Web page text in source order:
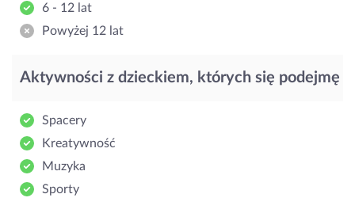
6 - 12 lat
Powyżej 12 lat
Aktywności z dzieckiem, których się podejmę
Spacery
Kreatywność
Muzyka
Sporty